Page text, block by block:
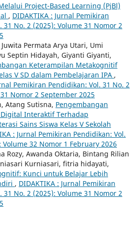
Project-Based Learning (PjBl)
, DIDAKTIKA : Jurnal Pemikiran
31 No. 2 (2025): Volume 31 Nomor 2
Permata Arya Utari, Umi
Septin Hidayah, Giyanti Giyanti,
Keterampilan Metakognitif
V SD dalam Pembelajaran IPA ,
Pemikiran Pendidikan: Vol. 31 No. 2
Nomor 2 September 2025
Atang Sutisna, Pengembangan
Interaktif Terhadap
Sains Siswa Kelas V Sekolah
: Jurnal Pemikiran Pendidikan: Vol.
Volume 32 Nomor 1 February 2026
Rozy, Awanda Oktaria, Bintang Rilian
Kurniasari, fitria hidayati,
Kunci untuk Belajar Lebih
, DIDAKTIKA : Jurnal Pemikiran
31 No. 2 (2025): Volume 31 Nomor 2